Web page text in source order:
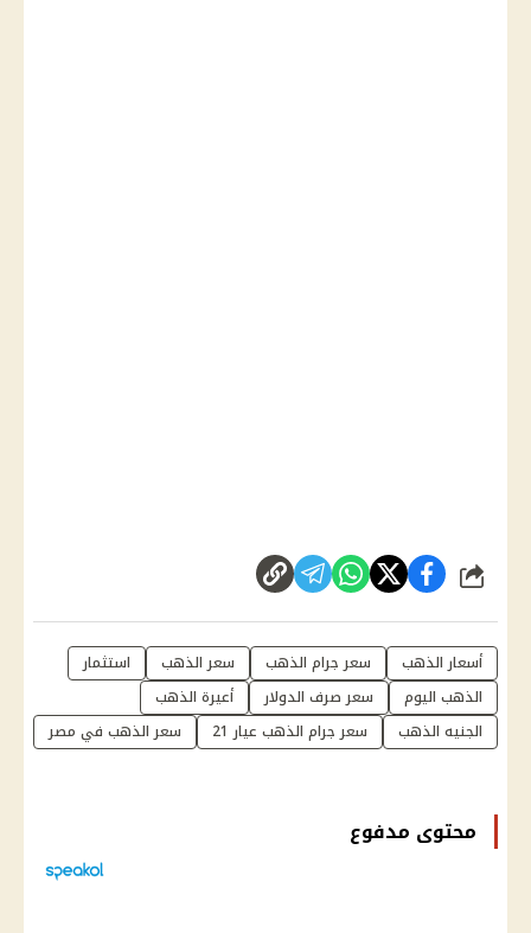
شارك
أسعار الذهب سعر جرام الذهب سعر الذهب
استثمار
الذهب اليوم
سعر صرف الدولار
أعيرة الذهب
الجنيه الذهب
سعر جرام الذهب عيار 21 سعر الذهب في مصر
محتوى مدفوع